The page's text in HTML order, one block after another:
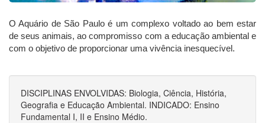
O Aquário de São Paulo é um complexo voltado ao bem estar
de seus animais, ao compromisso com a educação ambiental e
com o objetivo de proporcionar uma vivência inesquecível.
DISCIPLINAS ENVOLVIDAS: Biologia, Ciência, História,
Geografia e Educação Ambiental. INDICADO: Ensino
Fundamental I, II e Ensino Médio.